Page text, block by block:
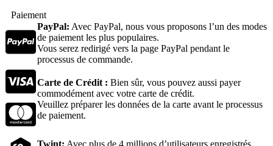
Paiement
PayPal: Avec PayPal, nous vous proposons l’un des modes
de paiement les plus populaires.
Vous serez redirigé vers la page PayPal pendant le
processus de commande.
Carte de Crédit : Bien sûr, vous pouvez aussi payer
commodément avec votre carte de crédit.
Veuillez préparer les données de la carte avant le processus
de paiement.
Twint: Avec plus de 4 millions d’utilisateurs enregistrés,